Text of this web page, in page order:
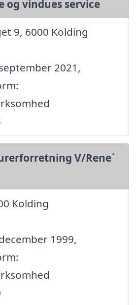
og vindues service
9, 6000 Kolding
2021,
V/Rene`
Kolding
1999,